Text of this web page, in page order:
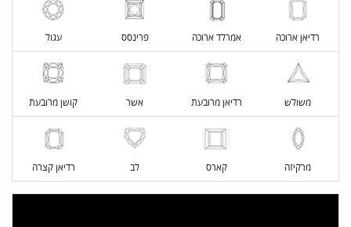
רדיאן ארוכה אמרלד ארוכה פרינסס עגול
משולש רדיאן מרובעת אשר קושן מרובעת
מרקיזה קארס לב רדיאן קצרה